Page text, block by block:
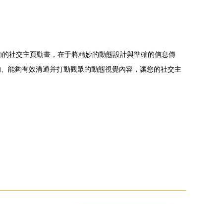
社交主頁動畫，在于將精妙的動態設計與準確的信息傳
能夠有效溝通并打動觀眾的動態視覺內容，讓您的社交主